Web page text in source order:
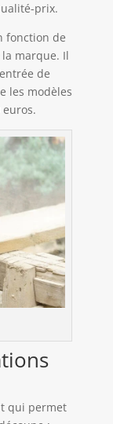
prix.
fonction de
marque. Il
de
les modèles
qui permet